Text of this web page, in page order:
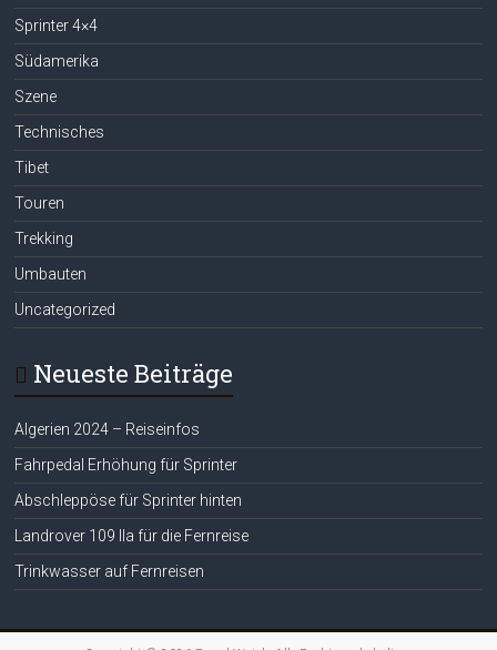
Sprinter 4×4
Südamerika
Szene
Technisches
Tibet
Touren
Trekking
Umbauten
Uncategorized
Neueste Beiträge
Algerien 2024 – Reiseinfos
Fahrpedal Erhöhung für Sprinter
Abschleppöse für Sprinter hinten
Landrover 109 IIa für die Fernreise
Trinkwasser auf Fernreisen